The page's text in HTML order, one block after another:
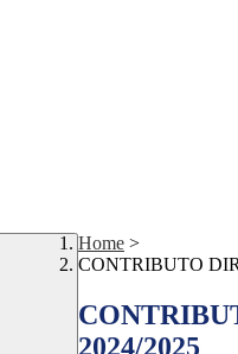
Home >
CONTRIBUTO
2024/2025